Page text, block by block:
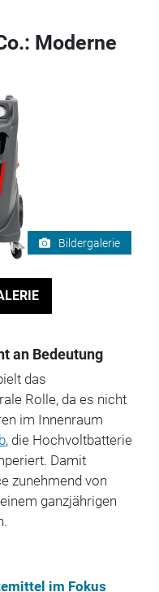
Moderne
Bildergalerie
an Bedeutung
das
Rolle, da es nicht
im Innenraum
, die Hochvoltbatterie
Damit
zunehmend von
ganzjährigen
im Fokus